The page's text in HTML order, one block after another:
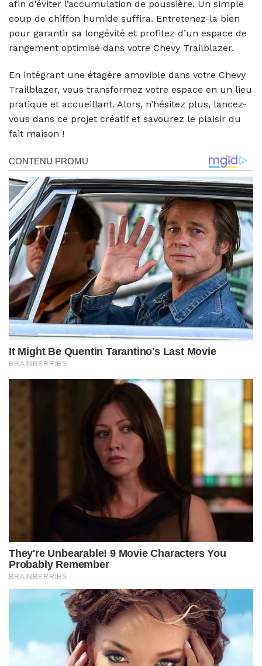
afin d’éviter l’accumulation de poussière. Un simple
coup de chiffon humide suffira. Entretenez-la bien
pour garantir sa longévité et profitez d’un espace de
rangement optimisé dans votre Chevy Trailblazer.
En intégrant une étagère amovible dans votre Chevy
Trailblazer, vous transformez votre espace en un lieu
pratique et accueillant. Alors, n’hésitez plus, lancez-
vous dans ce projet créatif et savourez le plaisir du
fait maison !